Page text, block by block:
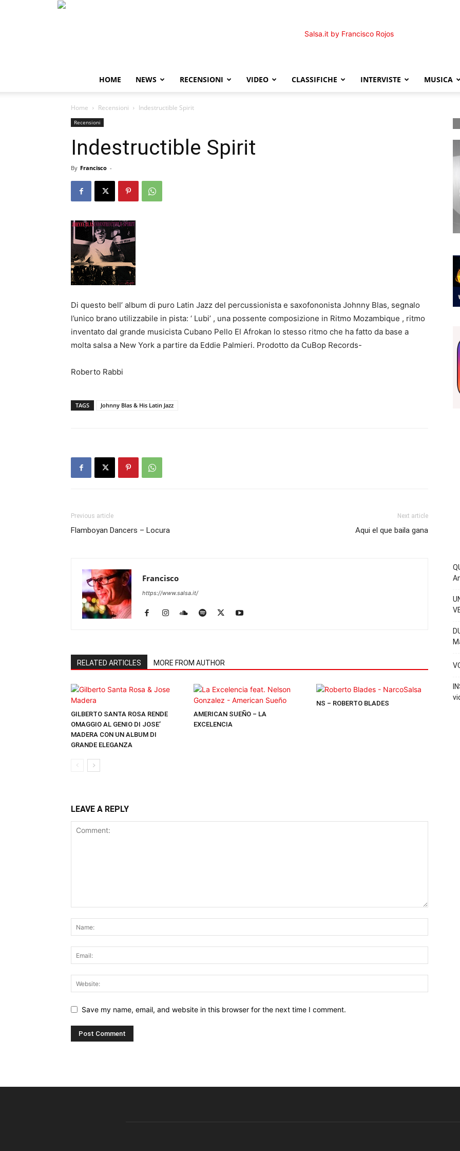
HOME NEWS RECENSIONI VIDEO CLASSIFICHE INTERVISTE MUSICA
Home Recensioni Indestructible Spirit
Recensioni
Indestructible Spirit
By Francisco -
Di questo bell’ album di puro Latin Jazz del percussionista e saxofononista Johnny Blas, segnalo
l’unico brano utilizzabile in pista: ‘ Lubi’ , una possente composizione in Ritmo Mozambique , ritmo
inventato dal grande musicista Cubano Pello El Afrokan lo stesso ritmo che ha fatto da base a
molta salsa a New York a partire da Eddie Palmieri. Prodotto da CuBop Records-
Roberto Rabbi
TAGS Johnny Blas & His Latin Jazz
Previous article
Flamboyan Dancers – Locura
Next article
Aqui el que baila gana
Francisco
https://www.salsa.it/
RELATED ARTICLES MORE FROM AUTHOR
GILBERTO SANTA ROSA RENDE
OMAGGIO AL GENIO DI JOSE’
MADERA CON UN ALBUM DI
GRANDE ELEGANZA
AMERICAN SUEÑO – LA
EXCELENCIA
NS – ROBERTO BLADES
LEAVE A REPLY
Save my name, email, and website in this browser for the next time I comment.